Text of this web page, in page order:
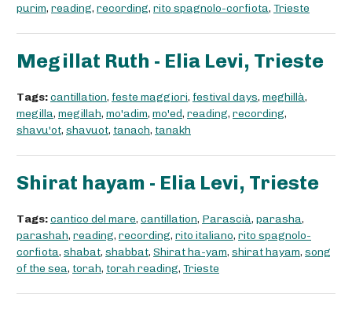
purim, reading, recording, rito spagnolo-corfiota, Trieste
Megillat Ruth - Elia Levi, Trieste
Tags:cantillation, feste maggiori, festival days, meghillà,
megilla, megillah, mo'adim, mo'ed, reading, recording,
shavu'ot, shavuot, tanach, tanakh
Shirat hayam - Elia Levi, Trieste
Tags:cantico del mare, cantillation, Parascià, parasha,
parashah, reading, recording, rito italiano, rito spagnolo-
corfiota, shabat, shabbat, Shirat ha-yam, shirat hayam, song
of the sea, torah, torah reading, Trieste